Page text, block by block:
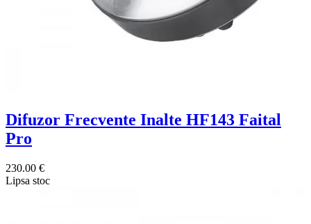
Difuzor Frecvente Inalte HF143 Faital
Pro
230.00 €
Lipsa stoc